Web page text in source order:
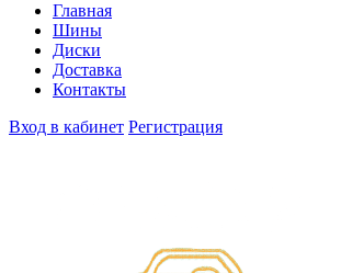
Главная
Шины
Диски
Доставка
Контакты
Вход в кабинет Регистрация